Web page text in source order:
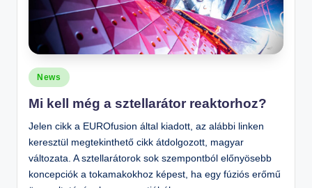
Posted
in
News
Mi kell még a sztellarátor reaktorhoz?
Jelen cikk a EUROfusion által kiadott, az alábbi linken
keresztül megtekinthető cikk átdolgozott, magyar
változata. A sztellarátorok sok szempontból előnyösebb
koncepciók a tokamakokhoz képest, ha egy fúziós erőmű